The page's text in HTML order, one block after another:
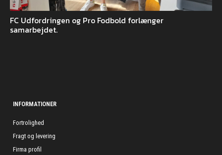
FC Udfordringen og Pro Fodbold forlænger
samarbejdet.
INFORMATIONER
Fortrolighed
Fragt og levering
Firma profil